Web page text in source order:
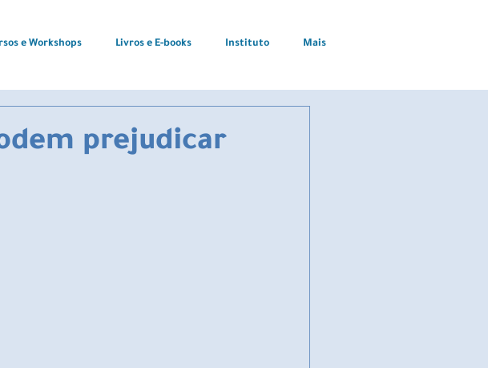
e Workshops Livros e E-books Instituto Mais
prejudicar